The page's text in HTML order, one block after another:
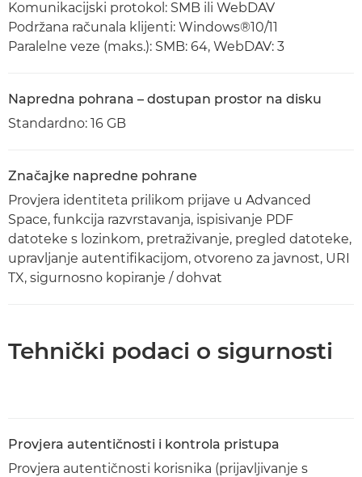
Komunikacijski protokol: SMB ili WebDAV
Podržana računala klijenti: Windows®10/11
Paralelne veze (maks.): SMB: 64, WebDAV: 3
Napredna pohrana – dostupan prostor na disku
Standardno: 16 GB
Značajke napredne pohrane
Provjera identiteta prilikom prijave u Advanced
Space, funkcija razvrstavanja, ispisivanje PDF
datoteke s lozinkom, pretraživanje, pregled datoteke,
upravljanje autentifikacijom, otvoreno za javnost, URI
TX, sigurnosno kopiranje / dohvat
Tehnički podaci o sigurnosti
Provjera autentičnosti i kontrola pristupa
Provjera autentičnosti korisnika (prijavljivanje s